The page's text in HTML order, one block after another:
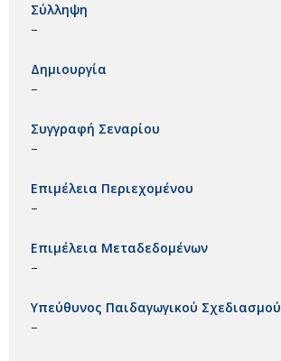
Σύλληψη
–
Δημιουργία
–
Συγγραφή Σεναρίου
–
Επιμέλεια Περιεχομένου
–
Επιμέλεια Μεταδεδομένων
–
Υπεύθυνος Παιδαγωγικού Σχεδιασμού
–